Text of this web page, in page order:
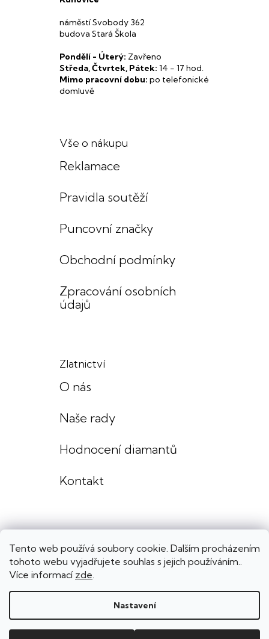
Tento web používá soubory cookie. Dalším procházením
tohoto webu vyjadřujete souhlas s jejich používáním..
Více informací zde.
Nastavení
náměstí Svobody 362
budova Stará Škola
Pondělí - Úterý: Zavřeno
Středa, Čtvrtek, Pátek: 14 - 17 hod.
Mimo pracovní dobu: po telefonické
domluvě
Vše o nákupu
Reklamace
Pravidla soutěží
Puncovní značky
Obchodní podmínky
Zpracování osobních
údajů
Zlatnictví
O nás
Naše rady
Hodnocení diamantů
Kontakt
KošnarDesign
Lenka Výmolová šperky
Upravit nastavení cookies